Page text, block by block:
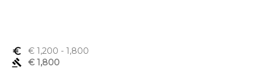
euro_symbol € 1,200 - 1,800
gavel
€ 1,800